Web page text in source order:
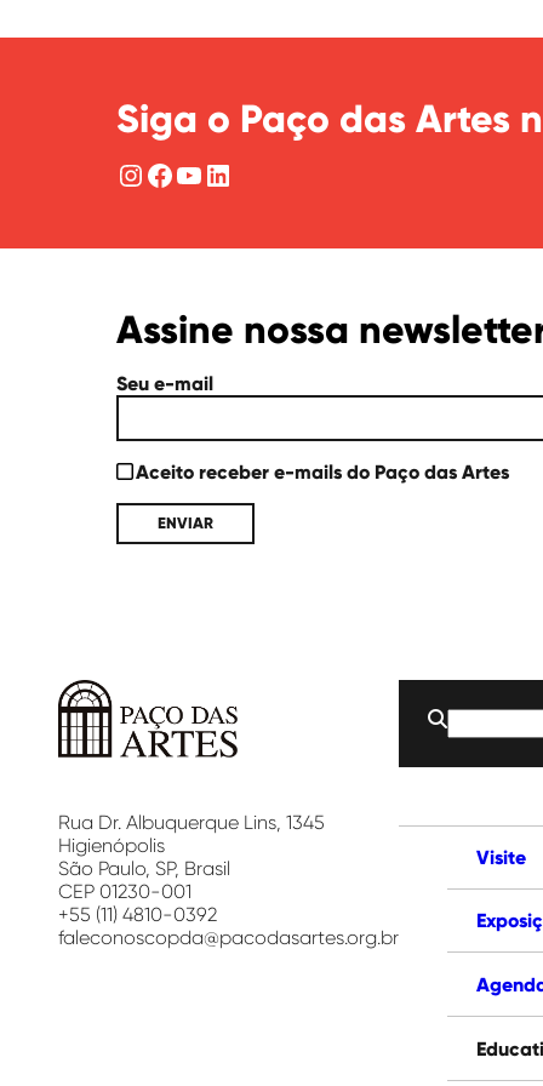
Siga o Paço das Artes
Instagram
Facebook
YouTube
LinkedIn
Assine nossa
Seu e-mail
Aceito receber e-mails do Paço das Artes
Artes
Rua Dr. Albuquerque Lins, 1345
Higienópolis
São Paulo, SP, Brasil
CEP 01230-001
+55 (11) 4810-0392
faleconoscopda@pacodasartes.org.br
Buscar
por:
Visite